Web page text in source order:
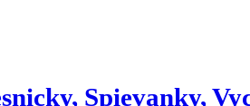
Spievanky,